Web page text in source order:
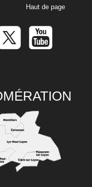
Haut de page